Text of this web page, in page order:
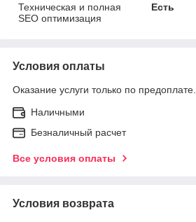
Техническая и полная
SEO оптимизация
Есть
Условия оплаты
Оказание услуги только по предоплате.
Наличными
Безналичный расчет
Все условия оплаты
Условия возврата